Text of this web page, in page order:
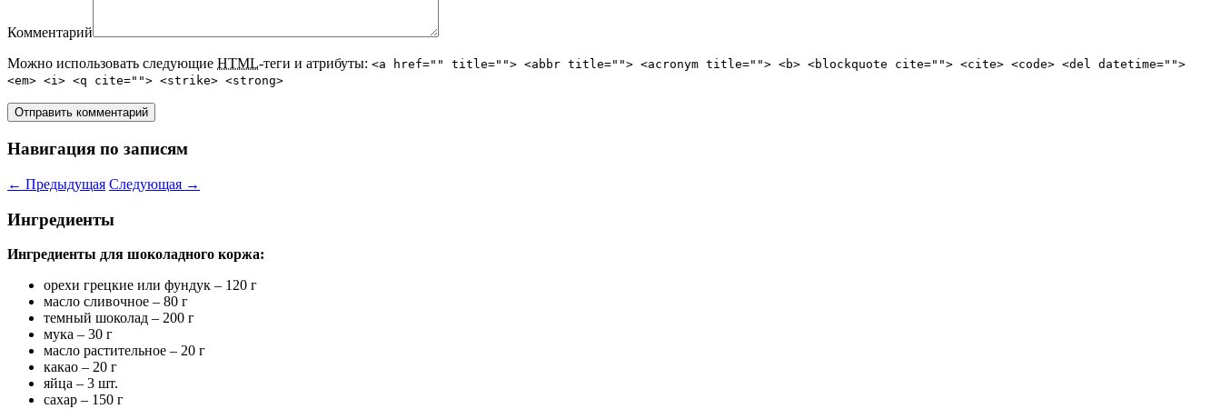
Комментарий
Можно использовать следующие HTML-теги и атрибуты: <a href="" title=""> <abbr title=""> <acronym title=""> <b> <blockquote cite=""> <cite> <code> <del datetime="">
<em> <i> <q cite=""> <strike> <strong>
Навигация по записям
← Предыдущая Следующая →
Ингредиенты
Ингредиенты для шоколадного коржа:
орехи грецкие или фундук – 120 г
масло сливочное – 80 г
темный шоколад – 200 г
мука – 30 г
масло растительное – 20 г
какао – 20 г
яйца – 3 шт.
сахар – 150 г